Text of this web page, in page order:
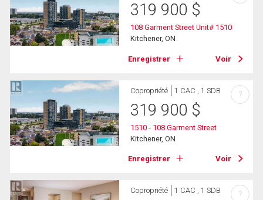
319 900 $
108 Garment Street Unit# 1510
Kitchener, ON
Enregistrer Voir
Copropriété 1 CAC , 1 SDB
319 900 $
1510 - 108 Garment Street
Kitchener, ON
Enregistrer Voir
?
Copropriété 1 CAC , 1 SDB ?